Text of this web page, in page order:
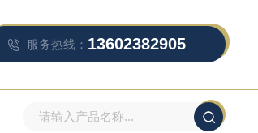
服务热线： 13602382905